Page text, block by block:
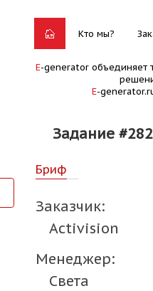
Кто мы?
E-generator объединяет
E-
Задание #282
Бриф
Заказчик:
Activision
Менеджер:
Света